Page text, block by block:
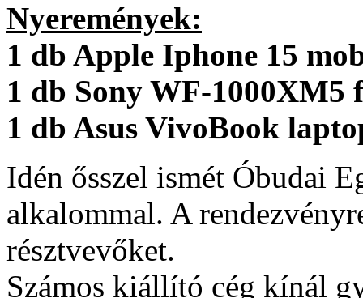
Nyeremények:
1 db Apple Iphone 15
1 db Sony WF-1000XM5
1 db Asus VivoBook
Idén ősszel ismét Óbudai
alkalommal. A
résztvevőket.
Számos kiállító cég kínál